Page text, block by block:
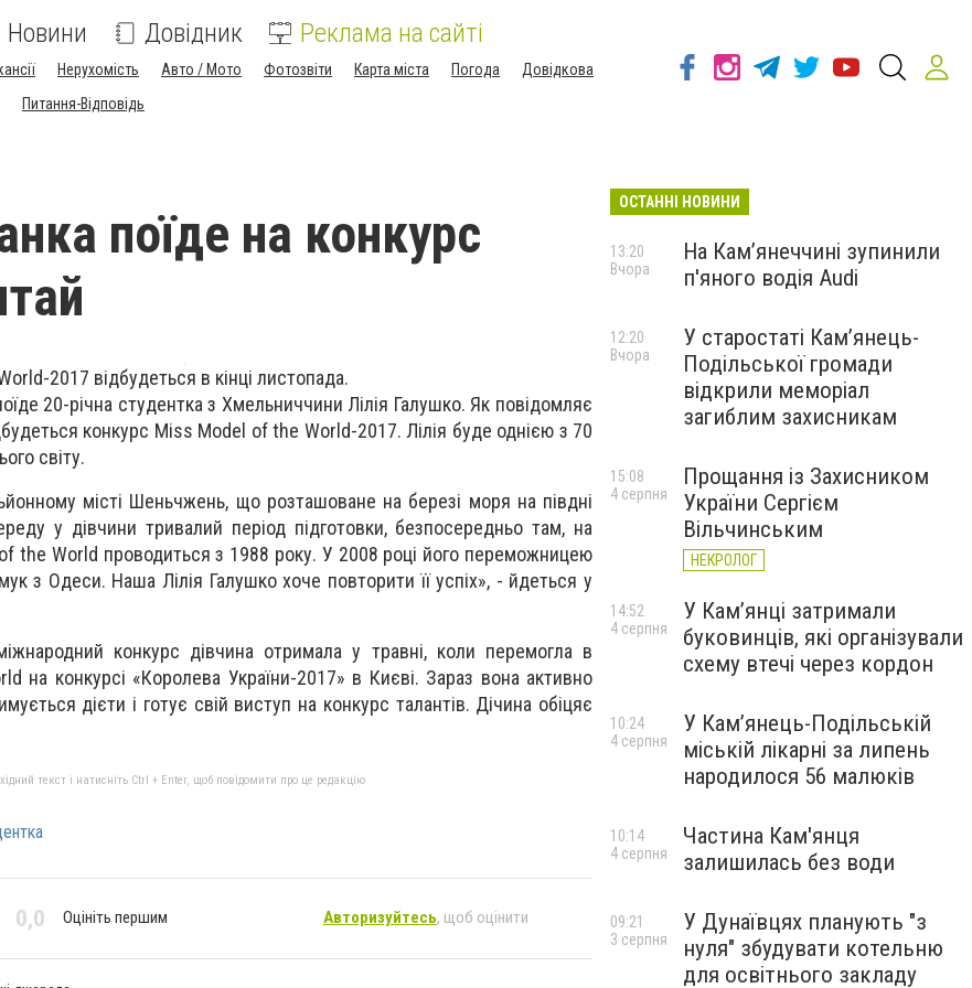
Новини Довідник Реклама на сайті
Нерухомість Авто / Мото Фотозвіти Карта міста Погода
Довідкова
Питання-Відповідь
поїде на конкурс
2017 відбудеться в кінці листопада.
20-річна студентка з Хмельниччини Лілія Галушко. Як повідомляє
конкурс Miss Model of the World-2017. Лілія буде однією з 70
світу.
місті Шеньчжень, що розташоване на березі моря на півдні
у дівчини тривалий період підготовки, безпосередньо там, на
the World проводиться з 1988 року. У 2008 році його переможницею
з Одеси. Наша Лілія Галушко хоче повторити її успіх», - йдеться у
конкурс дівчина отримала у травні, коли перемогла в
на конкурсі «Королева України-2017» в Києві. Зараз вона активно
дієти і готує свій виступ на конкурс талантів. Дічина обіцяє
текст і натисніть Ctrl + Enter, щоб повідомити про це редакцію
0,0 Оцініть першим Авторизуйтесь, щоб оцінити
ОСТАННІ НОВИНИ
На Камʼянеччині зупинили
п'яного водія Audi
13:20
Вчора
У старостаті Кам’янець-
Подільської громади
відкрили меморіал
загиблим захисникам
12:20
Вчора
Прощання із Захисником
України Сергієм
Вільчинським
НЕКРОЛОГ
15:08
4 серпня
У Кам’янці затримали
буковинців, які організували
схему втечі через кордон
14:52
4 серпня
У Кам’янець-Подільській
міській лікарні за липень
народилося 56 малюків
10:24
4 серпня
Частина Кам'янця
залишилась без води
10:14
4 серпня
У Дунаївцях планують "з
нуля" збудувати котельню
для освітнього закладу
09:21
3 серпня